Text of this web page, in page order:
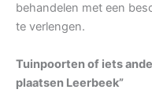
behandelen met een
te verlengen.
Tuinpoorten of iets
plaatsen Leerbeek”